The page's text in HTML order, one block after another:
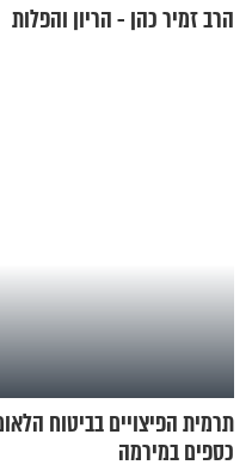
הרב זמיר כהן - הריון והפלות
תרמית הפיצויים בביטוח
כספים במירמה